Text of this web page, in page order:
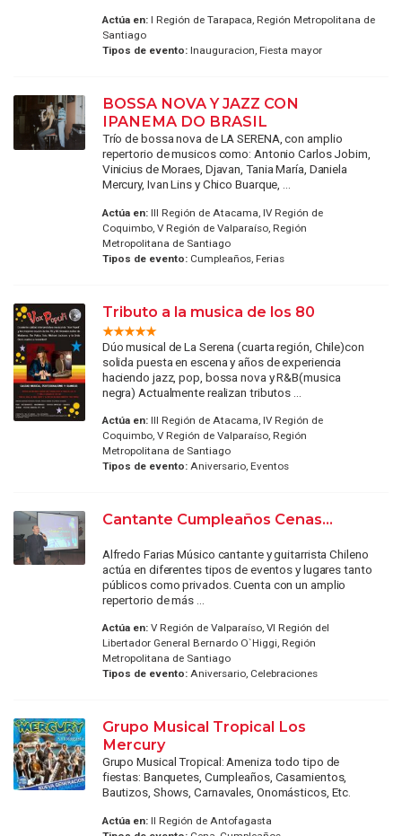
Actúa en:I Región de Tarapaca, Región Metropolitana de
Santiago
Tipos de evento:Inauguracion, Fiesta mayor
BOSSA NOVA Y JAZZ CON
IPANEMA DO BRASIL
Trío de bossa nova de LA SERENA, con amplio
repertorio de musicos como: Antonio Carlos Jobim,
Vinicius de Moraes, Djavan, Tania María, Daniela
Mercury, Ivan Lins y Chico Buarque, ...
Actúa en:III Región de Atacama, IV Región de
Coquimbo, V Región de Valparaíso, Región
Metropolitana de Santiago
Tipos de evento:Cumpleaños, Ferias
Tributo a la musica de los 80
Dúo musical de La Serena (cuarta región, Chile)con
solida puesta en escena y años de experiencia
haciendo jazz, pop, bossa nova y R&B(musica
negra) Actualmente realizan tributos ...
Actúa en:III Región de Atacama, IV Región de
Coquimbo, V Región de Valparaíso, Región
Metropolitana de Santiago
Tipos de evento:Aniversario, Eventos
Cantante Cumpleaños Cenas...
Alfredo Farias Músico cantante y guitarrista Chileno
actúa en diferentes tipos de eventos y lugares tanto
públicos como privados. Cuenta con un amplio
repertorio de más ...
Actúa en:V Región de Valparaíso, VI Región del
Libertador General Bernardo O`Higgi, Región
Metropolitana de Santiago
Tipos de evento:Aniversario, Celebraciones
Grupo Musical Tropical Los
Mercury
Grupo Musical Tropical: Ameniza todo tipo de
fiestas: Banquetes, Cumpleaños, Casamientos,
Bautizos, Shows, Carnavales, Onomásticos, Etc.
Actúa en:II Región de Antofagasta